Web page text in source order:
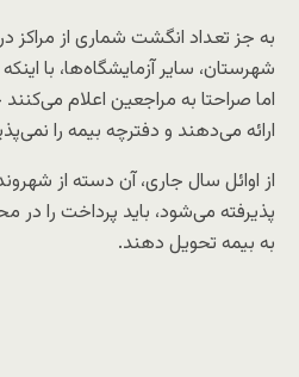
به جز تعداد انگشت شماری از مراکز
شهرستان، سایر آزمایشگاه‌ها، با
اما صراحتا به مراجعین اعلام
ارائه می‌دهند و دفترچه بیمه را
از اوائل سال جاری، آن دسته از
پذیرفته می‌شود، باید پرداخت را در
به بیمه تحویل دهند.